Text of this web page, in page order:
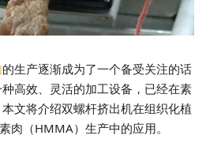
的生产逐渐成为了一个备受关注的话
高效、灵活的加工设备，已经在素
文将介绍双螺杆挤出机在组织化植
肉（HMMA）生产中的应用。